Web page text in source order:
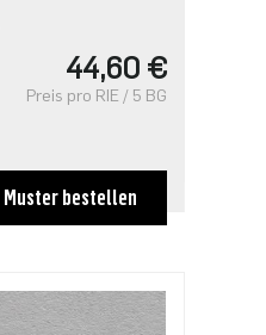
44,60 €
Preis pro RIE / 5 BG
Muster bestellen